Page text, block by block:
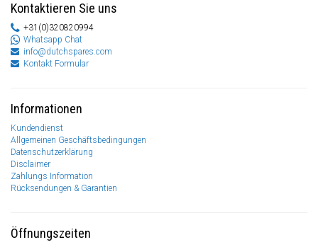
Kontaktieren Sie uns
+31(0)320820994
Whatsapp Chat
info@dutchspares.com
Kontakt Formular
Informationen
Kundendienst
Allgemeinen Geschäftsbedingungen
Datenschutzerklärung
Disclaimer
Zahlungs Information
Rücksendungen & Garantien
Öffnungszeiten